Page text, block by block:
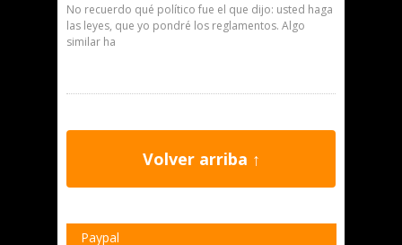
No recuerdo qué político fue el que dijo: usted haga
las leyes, que yo pondré los reglamentos. Algo
similar ha
Volver arriba ↑
Paypal